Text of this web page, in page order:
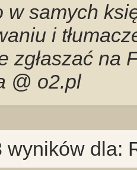
w samych
i
zgłaszać na
@ o2.pl
wyników dla: